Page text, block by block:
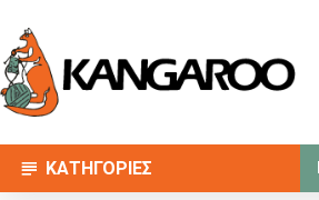
ΚΑΤΗΓΟΡΙΕΣ